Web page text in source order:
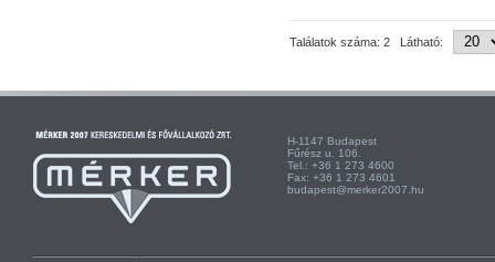
Találatok száma: 2 Látható:
H-1147 Budapest H-
Fűrész u. 106.
Tel.: +36 1 273 4600
Fax: +36 1 273 4601
budapest@merker2007.hu